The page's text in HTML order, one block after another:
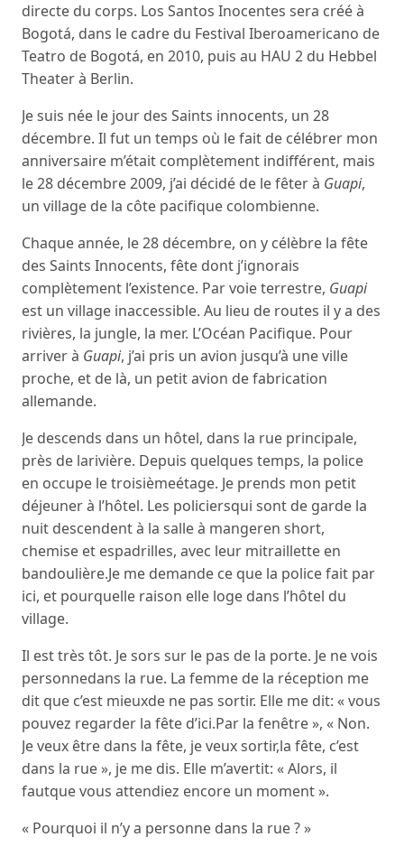
directe du corps. Los Santos Inocentes sera créé à
Bogotá, dans le cadre du Festival Iberoamericano de
Teatro de Bogotá, en 2010, puis au HAU 2 du Hebbel
Theater à Berlin.
Je suis née le jour des Saints innocents, un 28
décembre. Il fut un temps où le fait de célébrer mon
anniversaire m’était complètement indifférent, mais
le 28 décembre 2009, j’ai décidé de le fêter à Guapi,
un village de la côte pacifique colombienne.
Chaque année, le 28 décembre, on y célèbre la fête
des Saints Innocents, fête dont j’ignorais
complètement l’existence. Par voie terrestre, Guapi
est un village inaccessible. Au lieu de routes il y a des
rivières, la jungle, la mer. L’Océan Pacifique. Pour
arriver à Guapi, j’ai pris un avion jusqu’à une ville
proche, et de là, un petit avion de fabrication
allemande.
Je descends dans un hôtel, dans la rue principale,
près de larivière. Depuis quelques temps, la police
en occupe le troisièmeétage. Je prends mon petit
déjeuner à l’hôtel. Les policiersqui sont de garde la
nuit descendent à la salle à mangeren short,
chemise et espadrilles, avec leur mitraillette en
bandoulière.Je me demande ce que la police fait par
ici, et pourquelle raison elle loge dans l’hôtel du
village.
Il est très tôt. Je sors sur le pas de la porte. Je ne vois
personnedans la rue. La femme de la réception me
dit que c’est mieuxde ne pas sortir. Elle me dit: « vous
pouvez regarder la fête d’ici.Par la fenêtre », « Non.
Je veux être dans la fête, je veux sortir,la fête, c’est
dans la rue », je me dis. Elle m’avertit: « Alors, il
fautque vous attendiez encore un moment ».
« Pourquoi il n’y a personne dans la rue ? »